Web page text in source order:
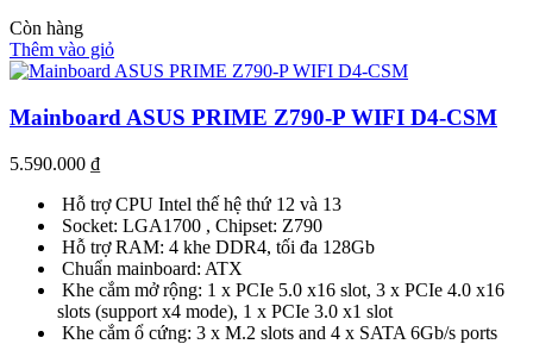
Còn hàng
Thêm vào giỏ
Mainboard ASUS PRIME Z790-P WIFI D4-CSM
5.590.000 ₫
Hỗ trợ CPU Intel thế hệ thứ 12 và 13
Socket: LGA1700 , Chipset: Z790
Hỗ trợ RAM: 4 khe DDR4, tối đa 128Gb
Chuẩn mainboard: ATX
Khe cắm mở rộng: 1 x PCIe 5.0 x16 slot, 3 x PCIe 4.0 x16
slots (support x4 mode), 1 x PCIe 3.0 x1 slot
Khe cắm ổ cứng: 3 x M.2 slots and 4 x SATA 6Gb/s ports